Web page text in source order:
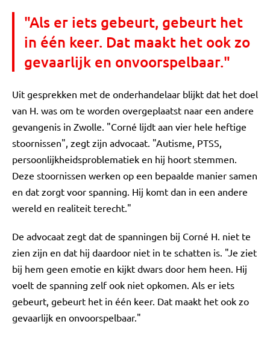
"Als er iets gebeurt, gebeurt het
in één keer. Dat maakt het ook zo
gevaarlijk en onvoorspelbaar."
Uit gesprekken met de onderhandelaar blijkt dat het doel
van H. was om te worden overgeplaatst naar een andere
gevangenis in Zwolle. "Corné lijdt aan vier hele heftige
stoornissen", zegt zijn advocaat. "Autisme, PTSS,
persoonlijkheidsproblematiek en hij hoort stemmen.
Deze stoornissen werken op een bepaalde manier samen
en dat zorgt voor spanning. Hij komt dan in een andere
wereld en realiteit terecht."
De advocaat zegt dat de spanningen bij Corné H. niet te
zien zijn en dat hij daardoor niet in te schatten is. "Je ziet
bij hem geen emotie en kijkt dwars door hem heen. Hij
voelt de spanning zelf ook niet opkomen. Als er iets
gebeurt, gebeurt het in één keer. Dat maakt het ook zo
gevaarlijk en onvoorspelbaar."